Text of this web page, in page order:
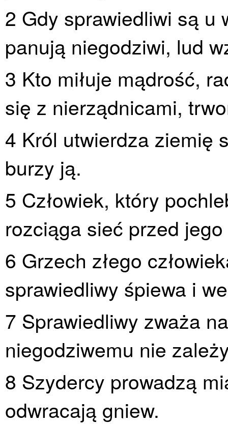
2 Gdy sprawiedliwi są u
panują niegodziwi, lud
3 Kto miłuje mądrość,
się z nierządnicami,
4 Król utwierdza ziemię
burzy ją.
5 Człowiek, który
rozciąga sieć przed
6 Grzech złego
sprawiedliwy śpiewa i
7 Sprawiedliwy zważa
niegodziwemu nie
8 Szydercy prowadzą
odwracają gniew.